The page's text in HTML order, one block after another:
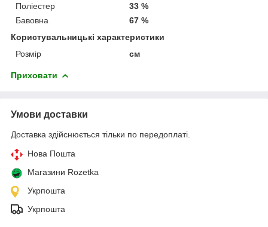
Поліестер
33 %
Бавовна
67 %
Користувальницькі характеристики
Розмір
см
Приховати
Умови доставки
Доставка здійснюється тільки по передоплаті.
Нова Пошта
Магазини Rozetka
Укрпошта
Укрпошта